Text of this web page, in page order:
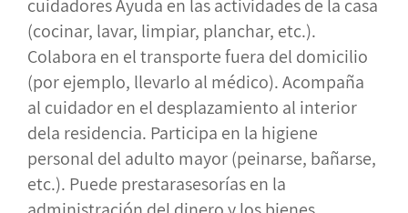
cuidadores Ayuda en las actividades de la casa
(cocinar, lavar, limpiar, planchar, etc.).
Colabora en el transporte fuera del domicilio
(por ejemplo, llevarlo al médico). Acompaña
al cuidador en el desplazamiento al interior
dela residencia. Participa en la higiene
personal del adulto mayor (peinarse, bañarse,
etc.). Puede prestarasesorías en la